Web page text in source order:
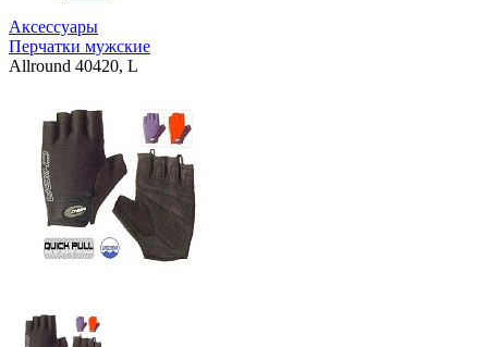
Аксессуары
Перчатки мужские
Allround 40420, L